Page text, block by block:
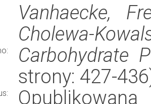
Vanhaecke,
Cholewa-
Carbohydrate
strony: 427-
Opublikowana